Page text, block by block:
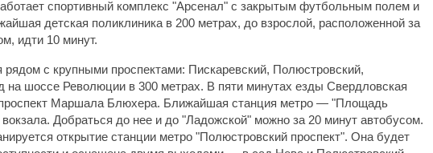
спортивный комплекс "Арсенал" с закрытым футбольным полем и
детская поликлиника в 200 метрах, до взрослой, расположенной за
идти 10 минут.
рядом с крупными проспектами: Пискаревский, Полюстровский,
на шоссе Революции в 300 метрах. В пяти минутах езды Свердловская
Маршала Блюхера. Ближайшая станция метро — "Площадь
Добраться до нее и до "Ладожской" можно за 20 минут автобусом.
открытие станции метро "Полюстровский проспект". Она будет